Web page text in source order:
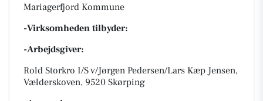
Mariagerfjord Kommune
-Virksomheden tilbyder:
-Arbejdsgiver:
Rold Storkro I/S v/Jørgen Pedersen/Lars Kæp Jensen,
Vælderskoven, 9520 Skørping